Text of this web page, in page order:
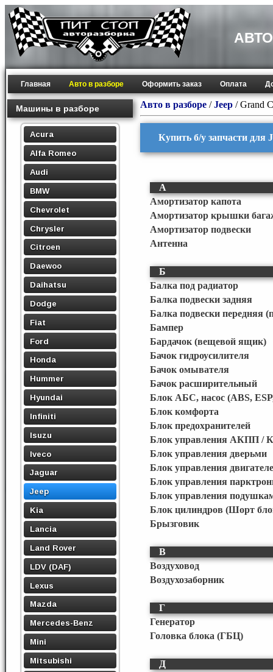
Главная Авто в разборе Оформить заказ Оплата
Машины в разборе
Acura
Alfa Romeo
Audi
BMW
Chevrolet
Chrysler
Citroen
Daewoo
Daihatsu
Dodge
Fiat
Ford
Honda
Hummer
Hyundai
Infiniti
Isuzu
Iveco
Jaguar
Jeep
Kia
Lancia
Land Rover
LDV (DAF)
Lexus
Mazda
Mercedes-Benz
Mini
Mitsubishi
Авто в разборе /Jeep /Grand
Купить б/у запчасти для
А
Амортизатор капота
Амортизатор крышки
Амортизатор подвески
Антенна
Б
Балка под радиатор
Балка подвески задняя
Балка подвески передняя
Бампер
Бардачок (вещевой ящик)
Бачок гидроусилителя
Бачок омывателя
Бачок расширительный
Блок АБС, насос (ABS,
Блок комфорта
Блок предохранителей
Блок управления АКПП /
Блок управления дверьми
Блок управления
Блок управления
Блок управления
Блок цилиндров (Шорт
Брызговик
В
Воздуховод
Воздухозаборник
Г
Генератор
Головка блока (ГБЦ)
Д